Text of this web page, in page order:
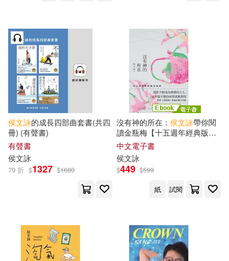
侯文詠的成長四部曲套書(共四
冊) (有聲書)
有聲書
侯文詠
79 折 $1327 $1680
沒有神的所在： 侯文詠帶你閱
讀金瓶梅【十五週年經典版】
(電子書)
中文電子書
侯文詠
$449 $599
紙
試閱